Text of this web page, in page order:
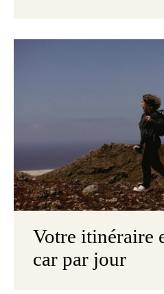
Votre itinéraire
car par jour